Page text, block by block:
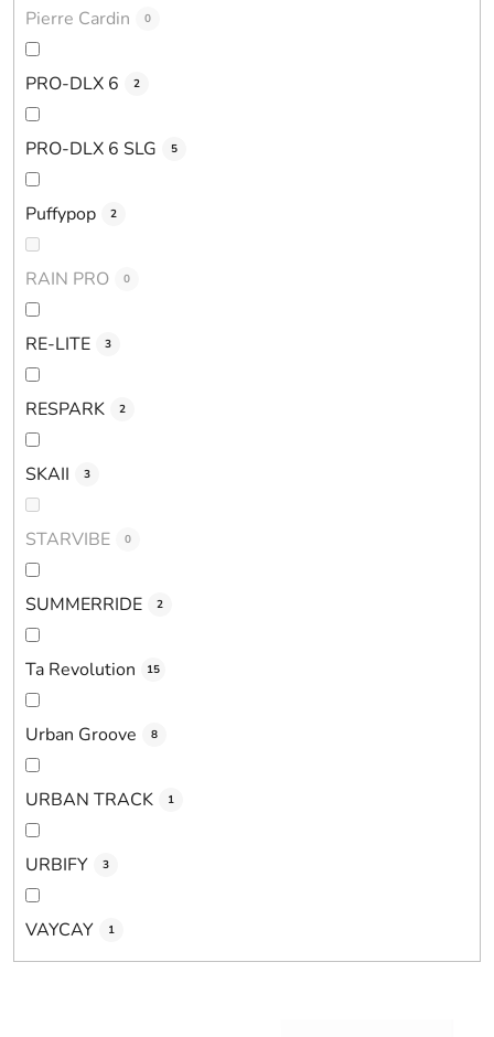
Pierre Cardin 0
PRO-DLX 6 2
PRO-DLX 6 SLG 5
Puffypop 2
RAIN PRO 0
RE-LITE 3
RESPARK 2
SKAII 3
STARVIBE 0
SUMMERRIDE 2
Ta Revolution 15
Urban Groove 8
URBAN TRACK 1
URBIFY 3
VAYCAY 1